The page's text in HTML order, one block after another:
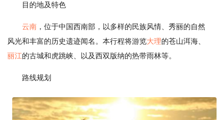
目的地及特色
云南 ，位于中国西南部，以多样的民族风情、秀丽的自然
风光和丰富的历史遗迹闻名。本行程将游览大理的苍山洱海、
丽江的古城和虎跳峡、以及西双版纳的热带雨林等。
路线规划